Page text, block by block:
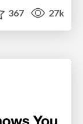
367 27k